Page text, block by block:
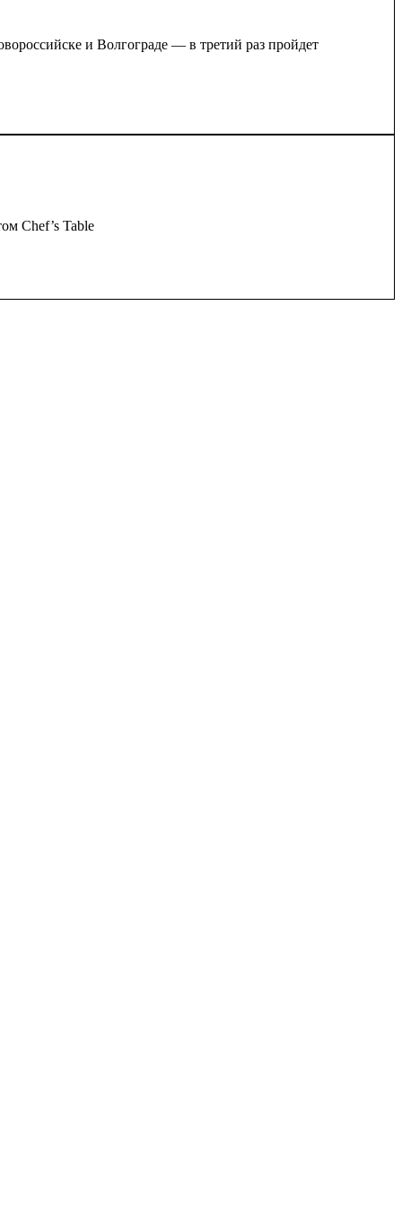
и Волгограде — в третий раз пройдет
Chef’s Table